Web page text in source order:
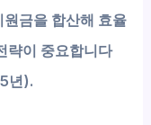
금을 합산해 효율
략이 중요합니다
년).